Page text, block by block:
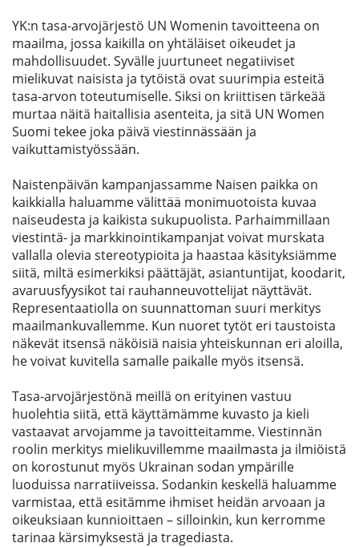
YK:n tasa-arvojärjestö UN Womenin tavoitteena on
maailma, jossa kaikilla on yhtäläiset oikeudet ja
mahdollisuudet. Syvälle juurtuneet negatiiviset
mielikuvat naisista ja tytöistä ovat suurimpia esteitä
tasa-arvon toteutumiselle. Siksi on kriittisen tärkeää
murtaa näitä haitallisia asenteita, ja sitä UN Women
Suomi tekee joka päivä viestinnässään ja
vaikuttamistyössään.
Naistenpäivän kampanjassamme Naisen paikka on
kaikkialla haluamme välittää monimuotoista kuvaa
naiseudesta ja kaikista sukupuolista. Parhaimmillaan
viestintä- ja markkinointikampanjat voivat murskata
vallalla olevia stereotypioita ja haastaa käsityksiämme
siitä, miltä esimerkiksi päättäjät, asiantuntijat, koodarit,
avaruusfyysikot tai rauhanneuvottelijat näyttävät.
Representaatiolla on suunnattoman suuri merkitys
maailmankuvallemme. Kun nuoret tytöt eri taustoista
näkevät itsensä näköisiä naisia yhteiskunnan eri aloilla,
he voivat kuvitella samalle paikalle myös itsensä.
Tasa-arvojärjestönä meillä on erityinen vastuu
huolehtia siitä, että käyttämämme kuvasto ja kieli
vastaavat arvojamme ja tavoitteitamme. Viestinnän
roolin merkitys mielikuvillemme maailmasta ja ilmiöistä
on korostunut myös Ukrainan sodan ympärille
luoduissa narratiiveissa. Sodankin keskellä haluamme
varmistaa, että esitämme ihmiset heidän arvoaan ja
oikeuksiaan kunnioittaen – silloinkin, kun kerromme
tarinaa kärsimyksestä ja tragediasta.